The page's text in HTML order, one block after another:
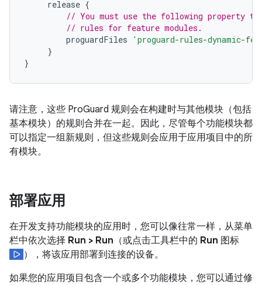
release {
// You must use the following property
// rules for feature modules.
proguardFiles
'proguard-rules-dynamic-
}
}
请注意，这些 ProGuard 规则会在构建时与其他模块（包括
基本模块）的规则合并在一起。因此，尽管每个功能模块都
可以指定一组新规则，但这些规则会应用于应用项目中的所
有模块。
部署应用
在开发支持功能模块的应用时，您可以像往常一样，从菜单
栏中依次选择 Run > Run （或点击工具栏中的 Run 图标
），将该应用部署到连接的设备。
如果您的应用项目包含一个或多个功能模块，您可以通过修